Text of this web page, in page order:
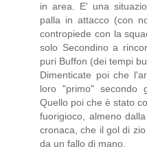
in area. E' una
palla in attacco (con
contropiede con la
solo Secondino a
puri Buffon (dei tempi
Dimenticate poi che
loro "primo" secondo
Quello poi che è stato
fuorigioco, almeno
cronaca, che il gol di
da un fallo di mano.